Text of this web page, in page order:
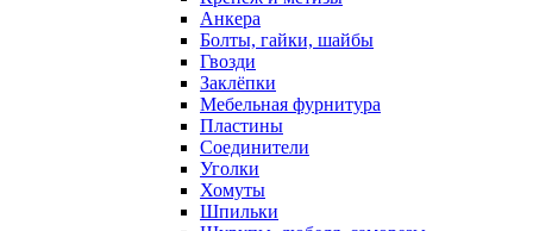
Анкера
Болты, гайки, шайбы
Гвозди
Заклёпки
Мебельная фурнитура
Пластины
Соединители
Уголки
Хомуты
Шпильки